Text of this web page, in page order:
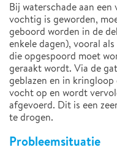
Bij waterschade aan
vochtig is geworden,
geboord worden in de
enkele dagen), vooral
die opgespoord moet
geraakt wordt. Via de
geblazen en in
vocht op en wordt
afgevoerd. Dit is een
te drogen.
Probleemsituatie